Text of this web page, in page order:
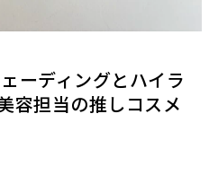
ーディングとハイラ
容担当の推しコスメ